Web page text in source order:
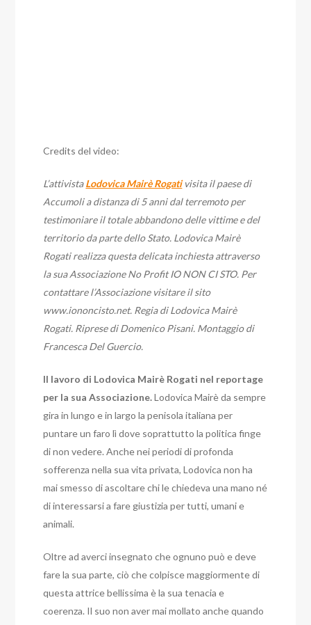
Credits del video:
L’attivistaLodovica Mairè Rogativisita il paese di
Accumoli a distanza di 5 anni dal terremoto per
testimoniare il totale abbandono delle vittime e del
territorio da parte dello Stato. Lodovica Mairè
Rogati realizza questa delicata inchiesta attraverso
la sua Associazione No Profit IO NON CI STO. Per
contattare l’Associazione visitare il sito
www.iononcisto.net. Regia di Lodovica Mairè
Rogati. Riprese di Domenico Pisani. Montaggio di
Francesca Del Guercio.
Il lavoro di Lodovica Mairè Rogati nel reportage
per la sua Associazione.Lodovica Mairè da sempre
gira in lungo e in largo la penisola italiana per
puntare un faro lì dove soprattutto la politica finge
di non vedere. Anche nei periodi di profonda
sofferenza nella sua vita privata, Lodovica non ha
mai smesso di ascoltare chi le chiedeva una mano né
di interessarsi a fare giustizia per tutti, umani e
animali.
Oltre ad averci insegnato che ognuno può e deve
fare la sua parte, ciò che colpisce maggiormente di
questa attrice bellissima è la sua tenacia e
coerenza. Il suo non aver mai mollato anche quando